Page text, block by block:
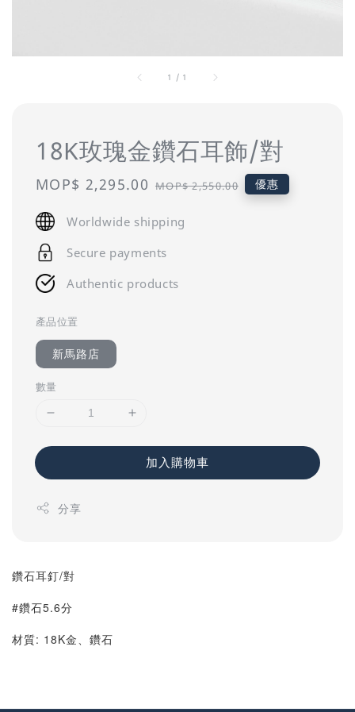
1 / 1
18K玫瑰金鑽石耳飾/對
Sale
MOP$ 2,295.00 Regular
MOP$ 2,550.00 優惠
Worldwide shipping
Secure payments
Authentic products
產品位置
新馬路店
數量
加入購物車
分享
鑽石耳釘/對
#鑽石5.6分
材質: 18K金、鑽石